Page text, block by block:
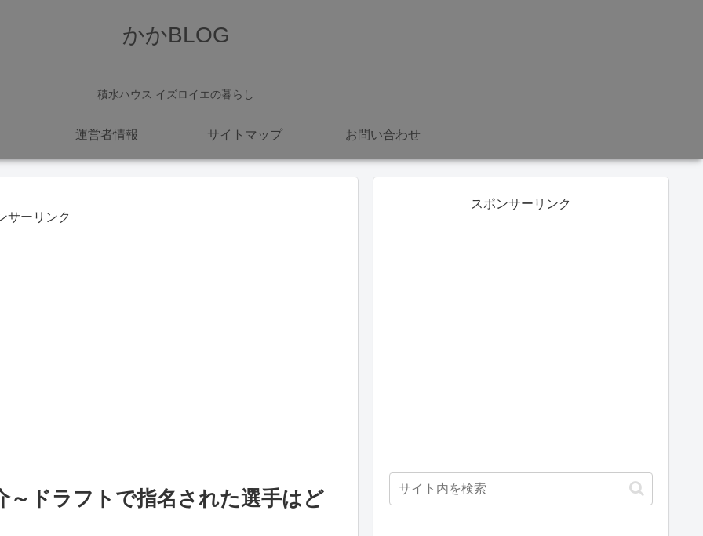
かかBLOG
積水ハウス イズロイエの暮らし
運営者情報 サイトマップ お問い合わせ
サーリンク
～ドラフトで指名された選手はど
スポンサーリンク